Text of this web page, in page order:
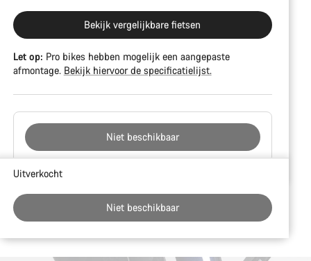
Bekijk vergelijkbare fietsen
Let op: Pro bikes hebben mogelijk een aangepaste
afmontage. Bekijk hiervoor de specificatielijst.
Niet beschikbaar
Redenen
te
kopen
Uitverkocht
Niet beschikbaar